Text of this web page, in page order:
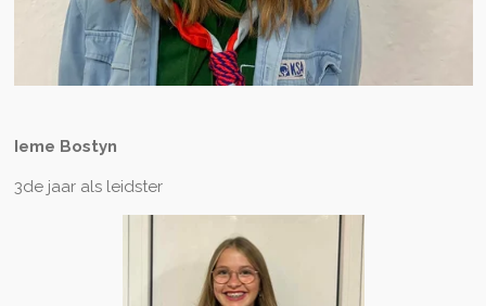
Ieme Bostyn
3de jaar als leidster